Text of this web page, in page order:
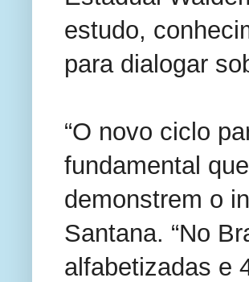
estudo,
para dialogar
“O novo ciclo
fundamental
demonstrem o
Santana. “No
alfabetizadas e